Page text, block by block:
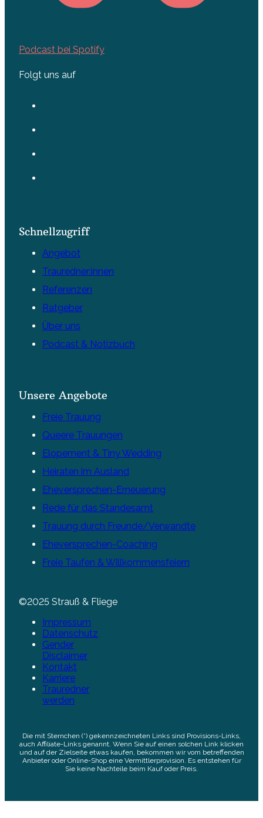
Podcast bei Spotify
Folgt uns auf
Schnellzugriff
Angebot
Trauredner:innen
Referenzen
Ratgeber
Über uns
Podcast & Notizbuch
Unsere Angebote
Freie Trauung
Queere Trauungen
Elopement & Tiny Wedding
Heiraten im Ausland
Eheversprechen-Erneuerung
Rede für das Standesamt
Trauung durch Freunde/Verwandte
Eheversprechen-Coaching
Freie Taufen & Willkommensfeiern
©2025 Strauß & Fliege
Impressum
Datenschutz
Gender
Disclaimer
Kontakt
Karriere
Trauredner
werden
Die mit Sternchen (*) gekennzeichneten Links sind Provisions-Links,
auch Affiliate-Links genannt. Wenn Sie auf einen solchen Link klicken
und auf der Zielseite etwas kaufen, bekommen wir vom betreffenden
Anbieter oder Online-Shop eine Vermittlerprovision. Es entstehen für
Sie keine Nachteile beim Kauf oder Preis.